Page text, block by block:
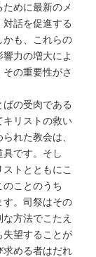
めに最新のメ
話を促進する
かも、これらの
力の増大によ
の重要性がさ
の受肉である
キリストの救い
れた教会は、
です。そし
トとともにこ
のことのうち
す。司祭はその
方法でこたえ
失望することが
める者はだれ